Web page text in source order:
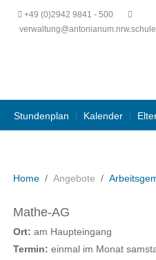
+49 (0)2942 9841 - 500
verwaltung@antonianum.nrw.schule
Stundenplan Kalender
Home Angebote
Mathe-AG
Ort: am Haupteingang
Termin: einmal im Monat